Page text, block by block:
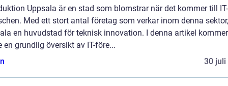
Uppsala är en stad som blomstrar när det kommer till IT-
Med ett stort antal företag som verkar inom denna
en huvudstad för teknisk innovation. I denna artikel
en grundlig översikt av IT-före...
30 juli